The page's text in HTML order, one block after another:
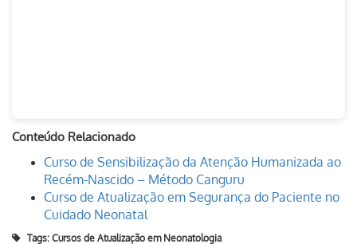
Conteúdo Relacionado
Curso de Sensibilização da Atenção Humanizada ao
Recém-Nascido – Método Canguru
Curso de Atualização em Segurança do Paciente no
Cuidado Neonatal
Tags: Cursos de Atualização em Neonatologia